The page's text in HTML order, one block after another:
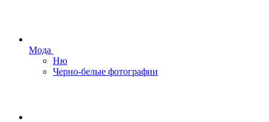
Мода
Ню
Черно-белые фотографии